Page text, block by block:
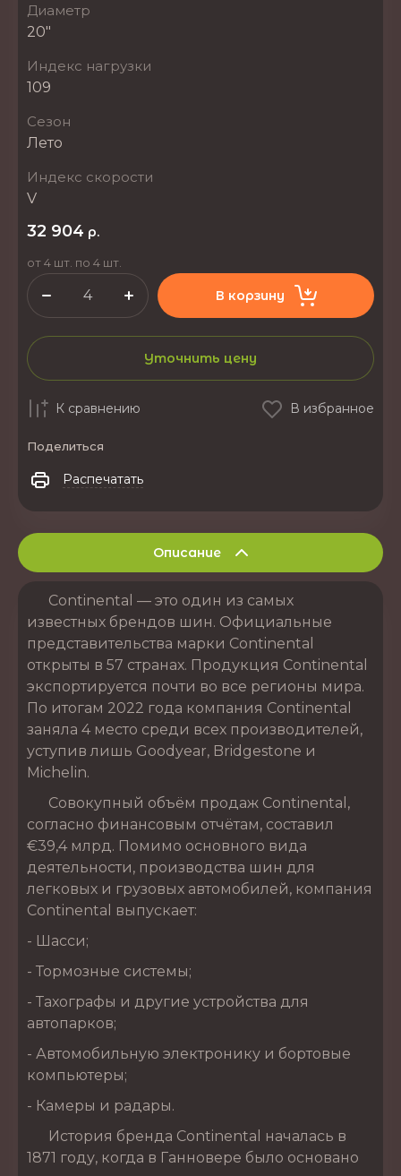
Диаметр
20"
Индекс нагрузки
109
Сезон
Лето
Индекс скорости
V
32 904 р.
от 4 шт. по 4 шт.
В корзину
Уточнить цену
К сравнению В избранное
Поделиться
Распечатать
Описание
Continental — это один из самых
известных брендов шин. Официальные
представительства марки Continental
открыты в 57 странах. Продукция Continental
экспортируется почти во все регионы мира.
По итогам 2022 года компания Continental
заняла 4 место среди всех производителей,
уступив лишь Goodyear, Bridgestone и
Michelin.
Совокупный объём продаж Continental,
согласно финансовым отчётам, составил
€39,4 млрд. Помимо основного вида
деятельности, производства шин для
легковых и грузовых автомобилей, компания
Continental выпускает:
- Шасси;
- Тормозные системы;
- Тахографы и другие устройства для
автопарков;
- Автомобильную электронику и бортовые
компьютеры;
- Камеры и радары.
История бренда Continental началась в
1871 году, когда в Ганновере было основано